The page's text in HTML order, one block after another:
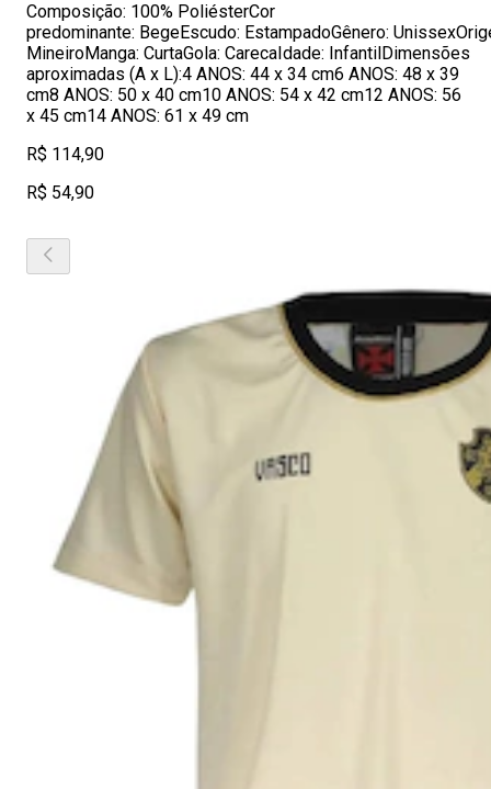
Composição: 100% PoliésterCor
predominante: BegeEscudo: EstampadoGênero:
MineiroManga: CurtaGola: CarecaIdade: InfantilDimensões
aproximadas (A x L):4 ANOS: 44 x 34 cm6 ANOS: 48 x 39
cm8 ANOS: 50 x 40 cm10 ANOS: 54 x 42 cm12 ANOS: 56
x 45 cm14 ANOS: 61 x 49 cm
R$ 114,90
R$ 54,90